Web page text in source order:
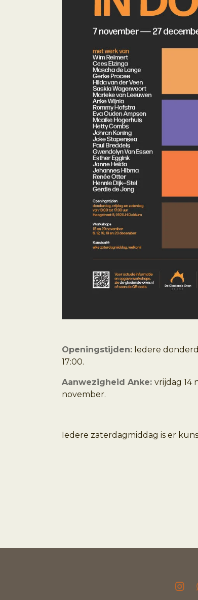
Openingstijden: Iedere
17:00.
Aanwezigheid Anke: vrijdag 14
november.
Iedere zaterdagmiddag is er
I